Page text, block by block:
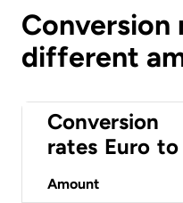
different
Conversion
rates Euro to
Amount